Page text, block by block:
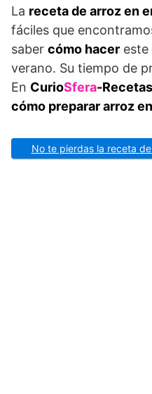
La receta de arroz en
fáciles que
saber cómo hacer este
verano. Su tiempo de
En CurioSfera-
cómo preparar arroz
No te pierdas la receta